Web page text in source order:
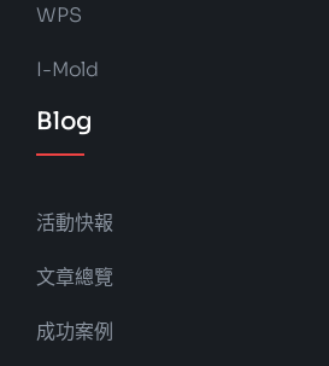
WPS
I-Mold
Blog
活動快報
文章總覽
成功案例